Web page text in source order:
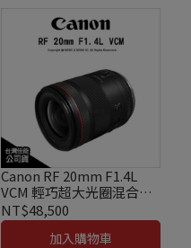
Canon RF 20mm F1.4L
VCM 輕巧超大光圈混合型
超廣角L鏡頭 公司貨
NT$48,500
加入購物車